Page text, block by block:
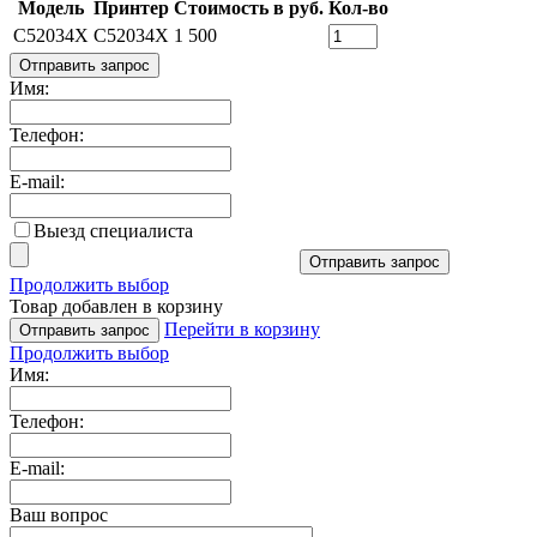
Модель Принтер Стоимость в руб. Кол-во
C52034X C52034X 1 500
Отправить запрос
Имя:
Телефон:
E-mail:
Выезд специалиста
Отправить запрос
Продолжить выбор
Товар добавлен в корзину
Отправить запрос
Перейти в корзину
Продолжить выбор
Имя:
Телефон:
E-mail:
Ваш вопрос